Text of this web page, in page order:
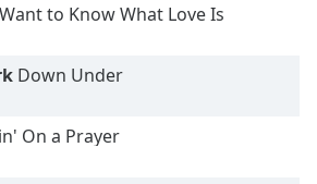
to Know What Love Is
Down Under
On a Prayer